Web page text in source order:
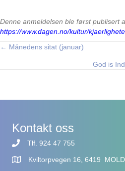
Denne anmeldelsen ble først publisert
https://www.dagen.no/kultur/
Posts
← Månedens sitat (januar)
God is
Kontakt oss
Tlf. 924 47 755
Kviltorpvegen 16, 6419